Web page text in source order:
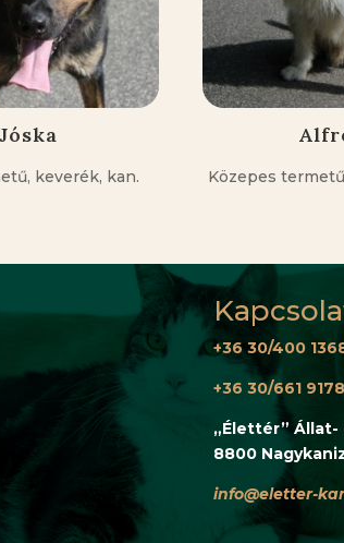
Jóska
keverék, kan. Közepes
+36 30/400
+36 30/661 9178
„Élettér” Állat-
8800
info@eletter-